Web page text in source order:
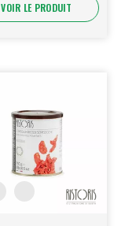
VOIR LE PRODUIT